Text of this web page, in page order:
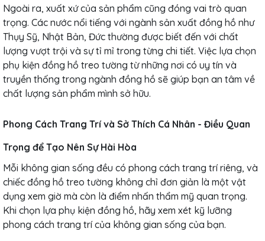
Ngoài ra, xuất xứ của sản phẩm cũng đóng vai trò quan
trọng. Các nước nổi tiếng với ngành sản xuất đồng hồ như
Thụy Sỹ, Nhật Bản, Đức thường được biết đến với chất
lượng vượt trội và sự tỉ mỉ trong từng chi tiết. Việc lựa chọn
phụ kiện đồng hồ treo tường từ những nơi có uy tín và
truyền thống trong ngành đồng hồ sẽ giúp bạn an tâm về
chất lượng sản phẩm mình sở hữu.
Phong Cách Trang Trí và Sở Thích Cá Nhân - Điều Quan
Trọng để Tạo Nên Sự Hài Hòa
Mỗi không gian sống đều có phong cách trang trí riêng, và
chiếc đồng hồ treo tường không chỉ đơn giản là một vật
dụng xem giờ mà còn là điểm nhấn thẩm mỹ quan trọng.
Khi chọn lựa phụ kiện đồng hồ, hãy xem xét kỹ lưỡng
phong cách trang trí của không gian sống của bạn.